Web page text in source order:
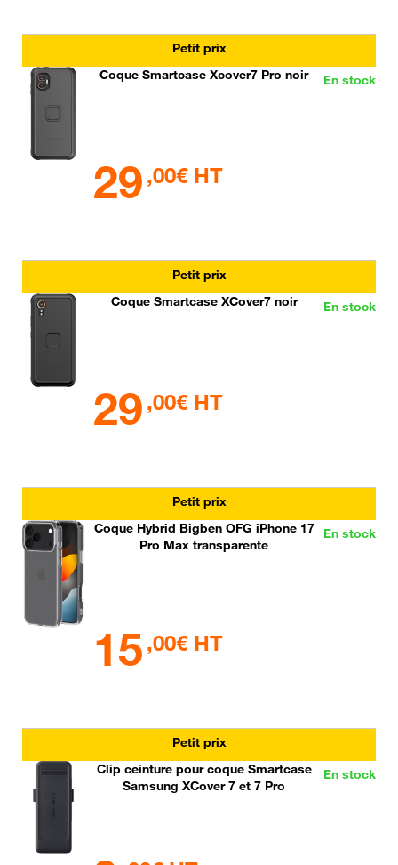
Petit prix
En stock
Coque Smartcase Xcover7 Pro noir
29 ,00€ HT
Petit prix
En stock
Coque Smartcase XCover7 noir
29 ,00€ HT
Petit prix
En stock
Coque Hybrid Bigben OFG iPhone 17
Pro Max transparente
15 ,00€ HT
Petit prix
En stock
Clip ceinture pour coque Smartcase
Samsung XCover 7 et 7 Pro